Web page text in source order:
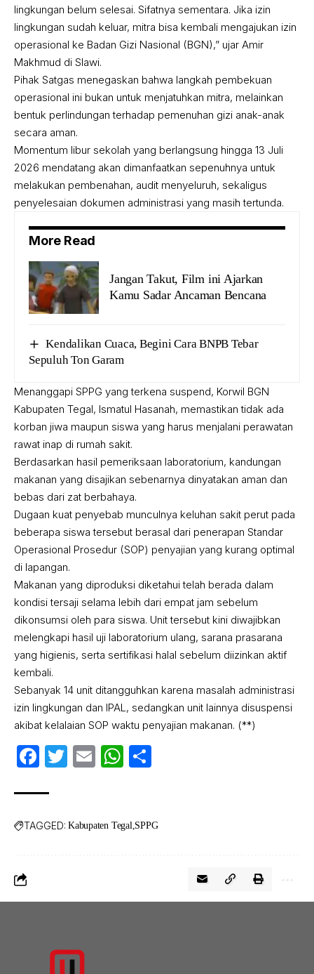
lingkungan belum selesai. Sifatnya sementara. Jika izin
lingkungan sudah keluar, mitra bisa kembali mengajukan izin
operasional ke Badan Gizi Nasional (BGN),” ujar Amir
Makhmud di Slawi.
Pihak Satgas menegaskan bahwa langkah pembekuan
operasional ini bukan untuk menjatuhkan mitra, melainkan
bentuk perlindungan terhadap pemenuhan gizi anak-anak
secara aman.
Momentum libur sekolah yang berlangsung hingga 13 Juli
2026 mendatang akan dimanfaatkan sepenuhnya untuk
melakukan pembenahan, audit menyeluruh, sekaligus
penyelesaian dokumen administrasi yang masih tertunda.
More Read
Jangan Takut, Film ini Ajarkan
Kamu Sadar Ancaman Bencana
Kendalikan Cuaca, Begini Cara BNPB Tebar
Sepuluh Ton Garam
Menanggapi SPPG yang terkena suspend, Korwil BGN
Kabupaten Tegal, Ismatul Hasanah, memastikan tidak ada
korban jiwa maupun siswa yang harus menjalani perawatan
rawat inap di rumah sakit.
Berdasarkan hasil pemeriksaan laboratorium, kandungan
makanan yang disajikan sebenarnya dinyatakan aman dan
bebas dari zat berbahaya.
Dugaan kuat penyebab munculnya keluhan sakit perut pada
beberapa siswa tersebut berasal dari penerapan Standar
Operasional Prosedur (SOP) penyajian yang kurang optimal
di lapangan.
Makanan yang diproduksi diketahui telah berada dalam
kondisi tersaji selama lebih dari empat jam sebelum
dikonsumsi oleh para siswa. Unit tersebut kini diwajibkan
melengkapi hasil uji laboratorium ulang, sarana prasarana
yang higienis, serta sertifikasi halal sebelum diizinkan aktif
kembali.
Sebanyak 14 unit ditangguhkan karena masalah administrasi
izin lingkungan dan IPAL, sedangkan unit lainnya disuspensi
akibat kelalaian SOP waktu penyajian makanan. (**)
Facebook
Twitter
EmailWhatsApp
TAGGED: Kabupaten Tegal SPPG